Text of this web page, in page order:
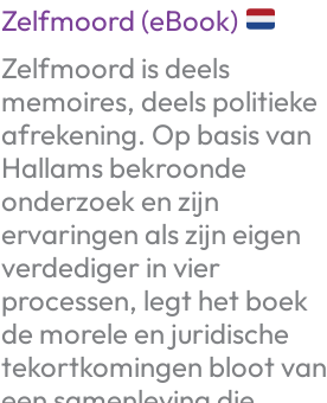
Zelfmoord (eBook)
Zelfmoord is deels
memoires, deels politieke
afrekening. Op basis van
Hallams bekroonde
onderzoek en zijn
ervaringen als zijn eigen
verdediger in vier
processen, legt het boek
de morele en juridische
tekortkomingen bloot van